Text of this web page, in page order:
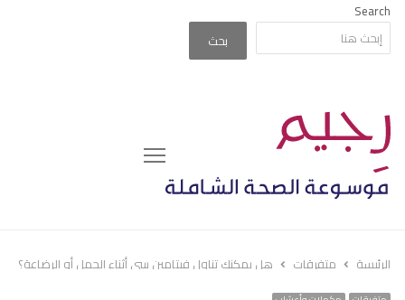
Search
بحث
Menu
الرئيسة متفرقات هل يمكنك تناول فيتامين سي أثناء الحمل أو الرضاعة؟